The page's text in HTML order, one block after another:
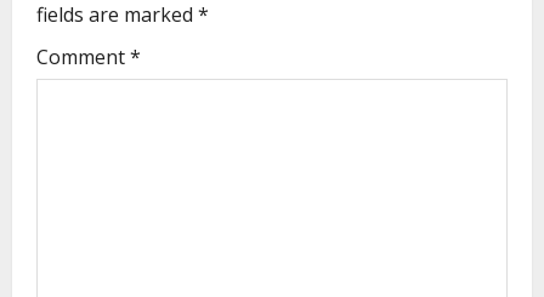
fields are marked *
Comment*